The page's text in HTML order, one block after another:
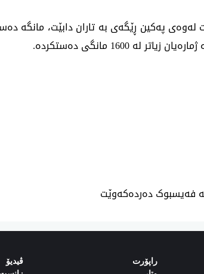
پەکین ڕێگەی بە تاران دابێت، مانگە
لە 1600 مانگی دەستکردە.
فەیسبوک دەردەکەوێت
راپۆرت
ڤیدیۆ